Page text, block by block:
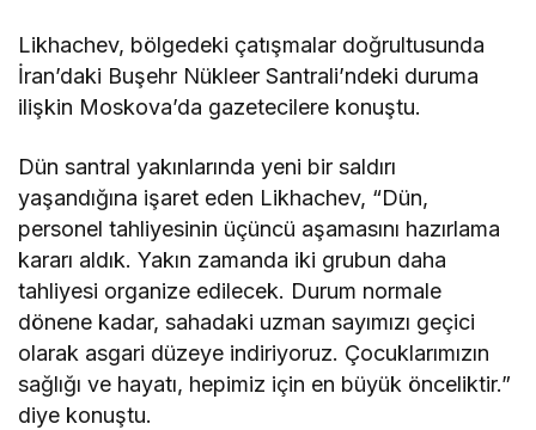
Likhachev, bölgedeki çatışmalar doğrultusunda
İran’daki Buşehr Nükleer Santrali’ndeki duruma
ilişkin Moskova’da gazetecilere konuştu.
Dün santral yakınlarında yeni bir saldırı
yaşandığına işaret eden Likhachev, “Dün,
personel tahliyesinin üçüncü aşamasını hazırlama
kararı aldık. Yakın zamanda iki grubun daha
tahliyesi organize edilecek. Durum normale
dönene kadar, sahadaki uzman sayımızı geçici
olarak asgari düzeye indiriyoruz. Çocuklarımızın
sağlığı ve hayatı, hepimiz için en büyük önceliktir.”
diye konuştu.